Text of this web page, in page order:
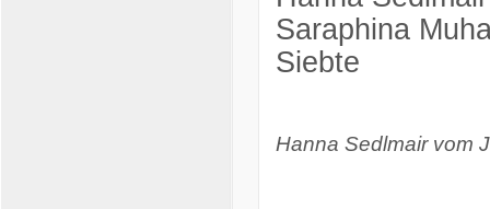
Saraphina
Siebte
Hanna Sedlmair